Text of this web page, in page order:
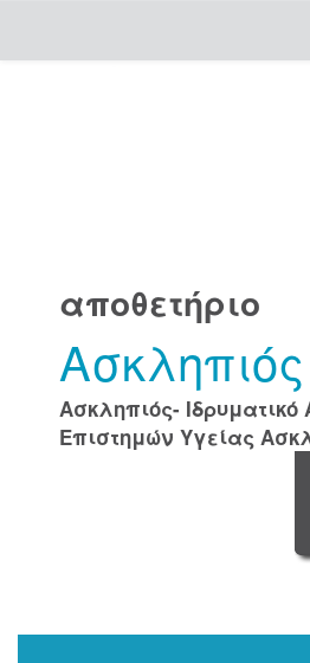
αποθετήριο
Ασκληπιός
Ασκληπιός- Ιδρυματικό
Επιστημών Υγείας